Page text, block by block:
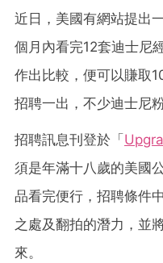
近日，美國有網站提出
個月內看完12套迪士尼
作出比較，便可以賺取
招聘一出，不少迪士尼
招聘訊息刊登於「
須是年滿十八歲的美國
品看完便行，招聘條件
之處及翻拍的潛力，並
來。